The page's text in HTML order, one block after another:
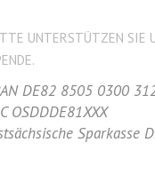
UNTERSTÜTZEN SIE
DE82 8505 0300
OSDDDE81XXX
Sparkasse